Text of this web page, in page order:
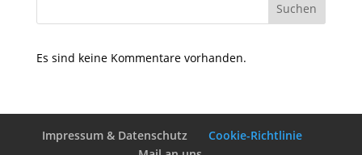
Suchen
Es sind keine Kommentare vorhanden.
Impressum & Datenschutz
Cookie-Richtlinie